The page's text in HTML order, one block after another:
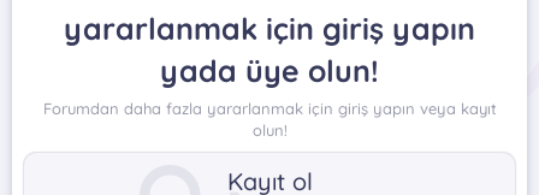
yararlanmak için giriş yapın
yada üye olun!
Forumdan daha fazla yararlanmak için giriş yapın veya kayıt
olun!
Kayıt ol